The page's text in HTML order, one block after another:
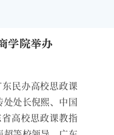
学院举办
民办高校思政课
处长倪熙、中国
高校思政课教指